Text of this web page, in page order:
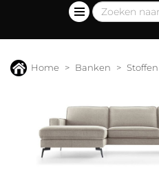
Home Banken